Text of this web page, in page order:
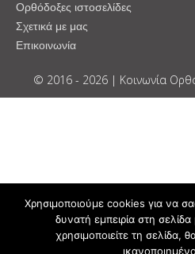
Ορθόδοξες ιστοσελίδες
Σχετικά με μας
Επικοινωνία
© 2016 - 2026 | Κοινωνία
Χρησιμοποιούμε cookies για να
δυνατή εμπειρία στη
χρησιμοποιείτε τη σελίδα,